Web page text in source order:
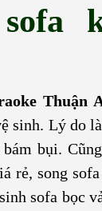
Thuận
sinh. Lý do
bụi.
rẻ, song
sofa bọc